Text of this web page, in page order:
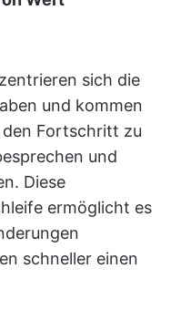
sich die
und kommen
den Fortschritt zu
und
Diese
ermöglicht es
schneller einen